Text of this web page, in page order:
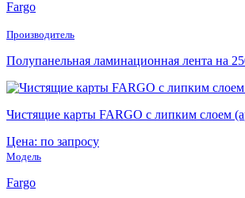
Fargo
Производитель
Полупанельная ламинационная лента на
Чистящие карты FARGO с липким слоем
Цена: по запросу
Модель
Fargo